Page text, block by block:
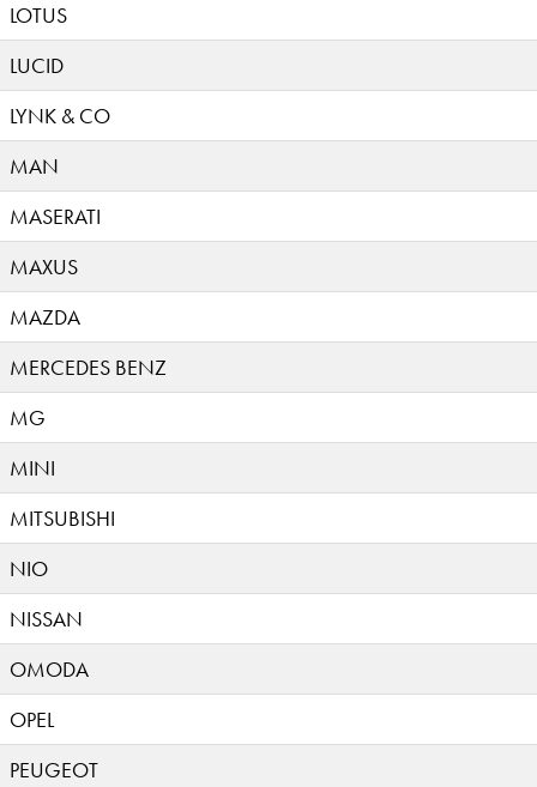
LOTUS
LUCID
LYNK & CO
MAN
MASERATI
MAXUS
MAZDA
MERCEDES BENZ
MG
MINI
MITSUBISHI
NIO
NISSAN
OMODA
OPEL
PEUGEOT